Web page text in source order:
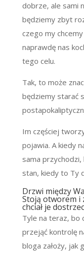
dobrze, ale sami
będziemy zbyt
czego my
naprawdę nas
tego celu.
Tak, to może
będziemy starać
Im częściej
pojawia. A kiedy
sama
stan, kiedy to Ty
Drzwi między
Stoją otworem i
chciał je
Tyle na teraz, bo
przejąć kontrolę
bloga założy, jak